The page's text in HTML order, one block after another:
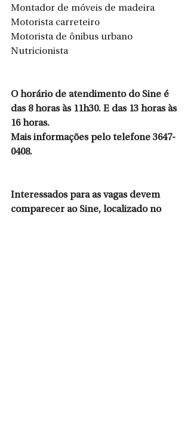
Montador de móveis de madeira
Motorista carreteiro
Motorista de ônibus urbano
Nutricionista
O horário de atendimento do Sine é
das 8 horas às 11h30. E das 13 horas às
16 horas.
Mais informações pelo telefone 3647-
0408.
Interessados para as vagas devem
comparecer ao Sine, localizado no